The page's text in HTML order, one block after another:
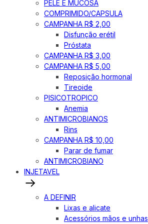
PELE E MUCOSA
COMPRIMIDO/CAPSULA
CAMPANHA R$ 2,00
Disfunção erétil
Próstata
CAMPANHA R$ 3,00
CAMPANHA R$ 5,00
Reposição hormonal
Tireoide
PISICOTROPICO
Anemia
ANTIMICROBIANOS
Rins
CAMPANHA R$ 10,00
Parar de fumar
ANTIMICROBIANO
INJETAVEL
A DEFINIR
Lixas e alicate
Acessórios mãos e unhas